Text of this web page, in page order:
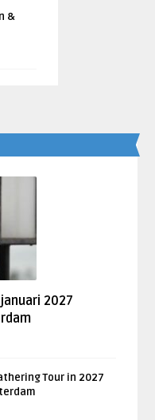
&
2027
Tour in 2027